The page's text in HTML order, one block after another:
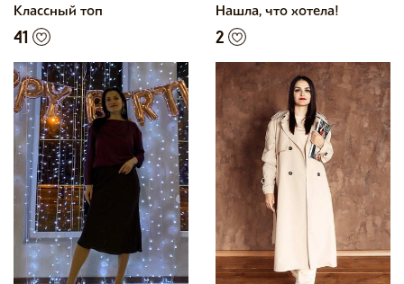
Классный топ
41
Нашла, что хотела!
2